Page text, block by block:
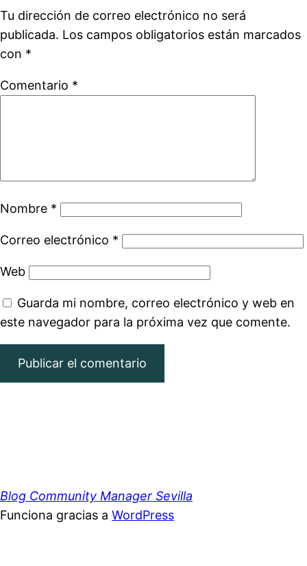
Tu dirección de correo electrónico no será
publicada. Los campos obligatorios están marcados
con *
Comentario *
Nombre *
Correo electrónico *
Web
Guarda mi nombre, correo electrónico y web en
este navegador para la próxima vez que comente.
Blog Community Manager Sevilla
Funciona gracias a WordPress